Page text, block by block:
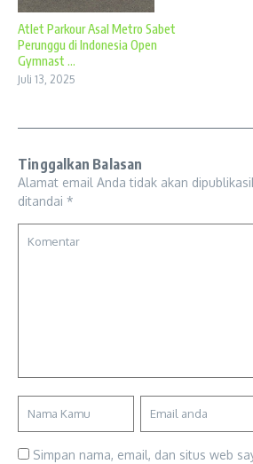
Atlet Parkour Asal Metro Sabet
Perunggu di Indonesia Open
Gymnast ...
Juli 13, 2025
Tinggalkan Balasan
Alamat email Anda tidak akan
ditandai *
Simpan nama, email, dan situs web